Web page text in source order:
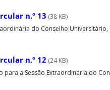
n.º 13 (38 KB)
do Conselho
n.º 12 (24 KB)
para a Sessão Extraordinária do